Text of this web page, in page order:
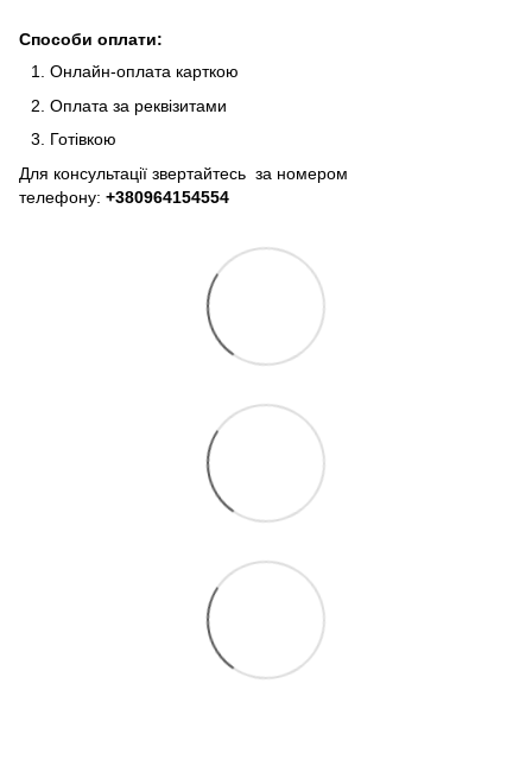
Способи оплати:
Онлайн-оплата карткою
Оплата за реквізитами
Готівкою
Для консультації звертайтесь за номером
телефону: +380964154554